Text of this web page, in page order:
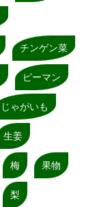
チンゲン菜
ピーマン
じゃがいも
生姜
梅 果物
梨